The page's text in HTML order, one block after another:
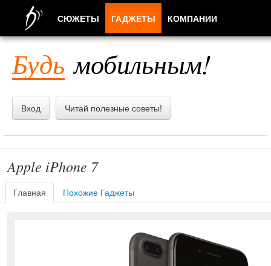
Будь мобильным!
Вход Читай полезные советы!
Apple iPhone 7
Главная Похожие Гаджеты
СЮЖЕТЫ ГАДЖЕТЫ КОМПАНИИ
ПРИЛОЖЕНИЯ